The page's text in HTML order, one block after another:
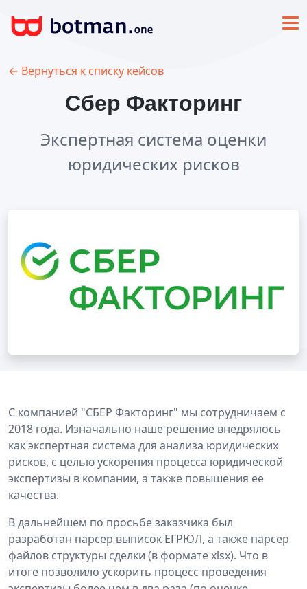
← Вернуться к списку кейсов
Сбер Факторинг
Экспертная система оценки
юридических рисков
С компанией "СБЕР Факторинг" мы сотрудничаем с
2018 года. Изначально наше решение внедрялось
как экспертная система для анализа юридических
рисков, с целью ускорения процесса юридической
экспертизы в компании, а также повышения ее
качества.
В дальнейшем по просьбе заказчика был
разработан парсер выписок ЕГРЮЛ, а также парсер
файлов структуры сделки (в формате xlsx). Что в
итоге позволило ускорить процесс проведения